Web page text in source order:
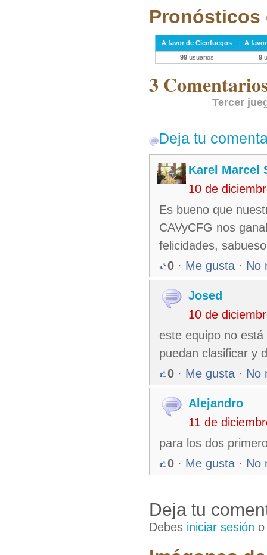
Pronósticos
A favor de Cienfuegos
A
99usuarios 9
3
Tercer
Deja tu
Karel Marcel
10 de
Es bueno que
CAVyCFG nos
felicidades,
0 · Me gusta · No
Josed
10 de
este equipo no
puedan clasificar y
0 · Me gusta · No
Alejandro
11 de
para los dos
0 · Me gusta · No
Deja tu
Debes iniciar sesión